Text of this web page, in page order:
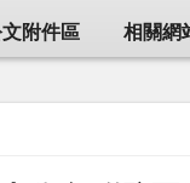
附件區 相關網